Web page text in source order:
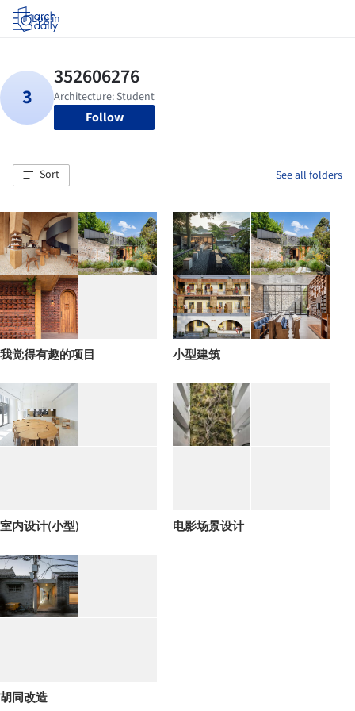
Log in
Follow
Sort See all folders
我觉得有趣的项目 小型建筑
室内设计(小型) 电影场景设计
胡同改造